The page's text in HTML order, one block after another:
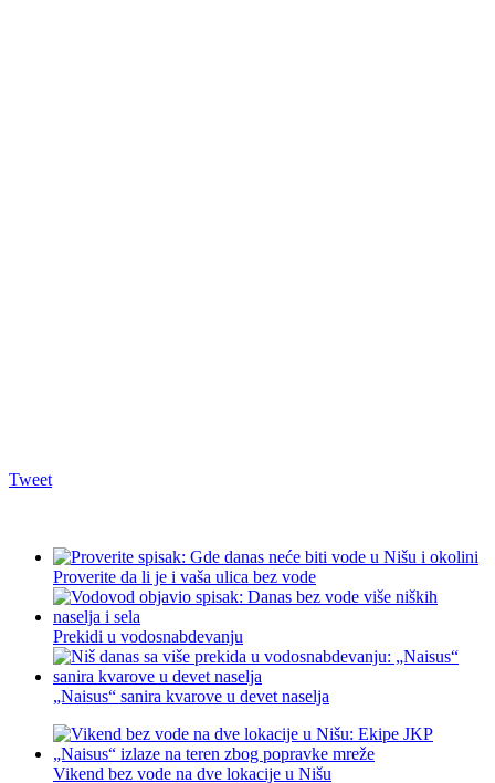
Tweet
Proverite da li je i vaša ulica bez vode
Prekidi u vodosnabdevanju
„Naisus“ sanira kvarove u devet naselja
Vikend bez vode na dve lokacije u Nišu